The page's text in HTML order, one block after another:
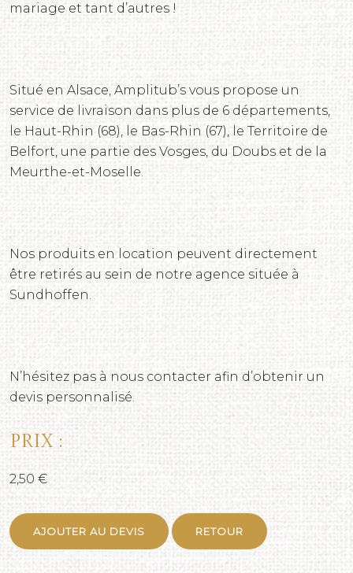
mariage et tant d’autres !
Situé en Alsace, Amplitub’s vous propose un
service de livraison dans plus de 6 départements,
le Haut-Rhin (68), le Bas-Rhin (67), le Territoire de
Belfort, une partie des Vosges, du Doubs et de la
Meurthe-et-Moselle.
Nos produits en location peuvent directement
être retirés au sein de notre agence située à
Sundhoffen.
N’hésitez pas à nous contacter afin d’obtenir un
devis personnalisé.
Prix :
2,50 €
AJOUTER AU DEVIS RETOUR